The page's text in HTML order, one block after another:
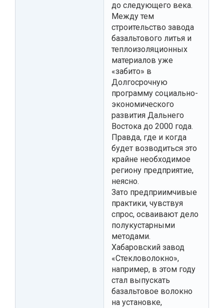
до следующего века.
Между тем
строительство завода
базальтового литья и
теплоизоляционных
материалов уже
«забито» в
Долгосрочную
программу социально-
экономического
развития Дальнего
Востока до 2000 года.
Правда, где и когда
будет возводиться это
крайне необходимое
региону предприятие,
неясно.
Зато предприимчивые
практики, чувствуя
спрос, осваивают дело
полукустарными
методами.
Хабаровский завод
«Стекловолокно»,
например, в этом году
стал выпускать
базальтовое волокно
на установке,